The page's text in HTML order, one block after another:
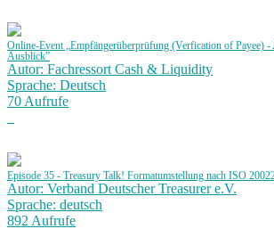
Online-Event „Empfängerüberprüfung (Verfication of Payee)
Ausblick”
Autor: Fachressort Cash & Liquidity
Sprache: Deutsch
70 Aufrufe
Episode 35 - Treasury Talk! Formatumstellung nach ISO
Autor: Verband Deutscher Treasurer e.V.
Sprache: deutsch
892 Aufrufe